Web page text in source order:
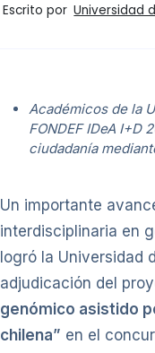
Escrito por Universidad
Académicos de la
FONDEF IDeA I+D
ciudadanía
Un importante
interdisciplinaria en
logró la Universidad
adjudicación del
genómico asistido
chilena” en el